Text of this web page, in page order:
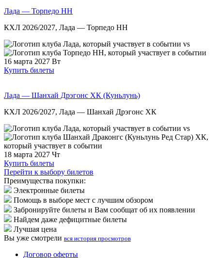
Лада — Торпедо НН
КХЛ 2026/2027, Лада — Торпедо НН
vs
16 марта 2027 Вт
Купить билеты
Лада — Шанхай Дрэгонс ХК (Куньлунь)
КХЛ 2026/2027, Лада — Шанхай Дрэгонс ХК
vs
18 марта 2027 Чт
Купить билеты
Перейти к выбору билетов
Преимущества покупки:
Электронные билеты
Помощь в выборе мест с лучшим обзором
Забронируйте билеты и Вам сообщат об их появлении
Найдем даже дефицитные билеты
Лучшая цена
Вы уже смотрели вся история просмотров
Договор оферты